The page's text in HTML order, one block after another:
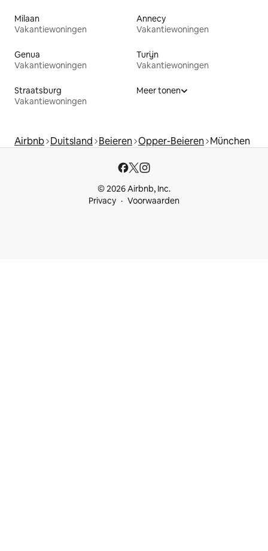
Milaan
Vakantiewoningen
Annecy
Vakantiewoningen
Genua
Vakantiewoningen
Turijn
Vakantiewoningen
Straatsburg
Vakantiewoningen
Meer tonen
Airbnb Duitsland Beieren Opper-Beieren München
© 2026 Airbnb, Inc.
Privacy
Voorwaarden